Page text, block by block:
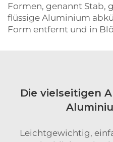
Formen, genannt Stab,
flüssige Aluminium
Form entfernt und in
Die vielseitigen
Leichtgewichtig,